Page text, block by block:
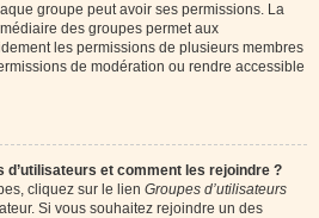
groupe peut avoir ses permissions. La
des groupes permet aux
les permissions de plusieurs membres
de modération ou rendre accessible
d’utilisateurs et comment les rejoindre ?
cliquez sur le lien Groupes d’utilisateurs
Si vous souhaitez rejoindre un des